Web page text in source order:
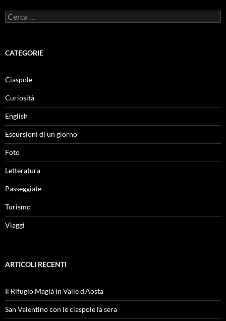
Ricerca
per:
CATEGORIE
Ciaspole
Curiosità
English
Escursioni di un giorno
Foto
Letteratura
Passeggiate
Turismo
Viaggi
ARTICOLI RECENTI
Il Rifugio Magià in Valle d’Aosta
San Valentino con le ciaspole la sera